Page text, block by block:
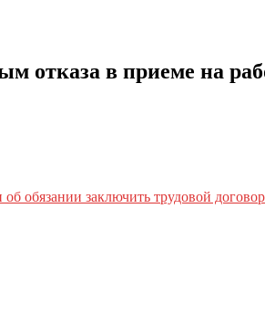
отказа в приеме на
обязании заключить трудовой договор